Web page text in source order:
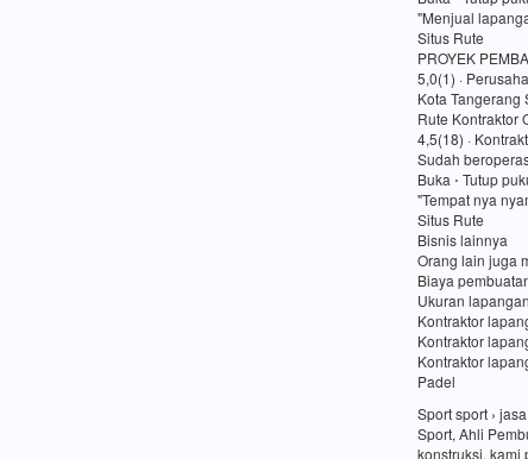
"Menjual
Situs Rute
PROYEK
5,0(1) ·
Kota Tangerang
Rute Kontraktor
4,5(18) ·
Sudah
Buka ⋅ Tutup
"Tempat nya
Situs Rute
Bisnis lainnya
Orang lain juga
Biaya
Ukuran
Kontraktor
Kontraktor
Kontraktor
Padel
Sport sport ›
Sport, Ahli
konstruksi, kami